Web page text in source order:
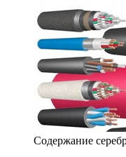
Содержание